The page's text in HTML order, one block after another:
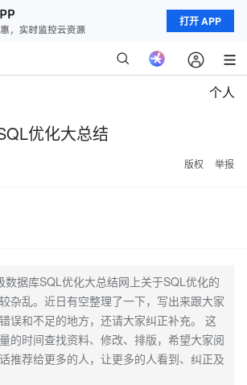
打开 APP
个人
优化大总结
版权 举报
数据库SQL优化大总结网上关于SQL优化的
杂乱。近日有空整理了一下，写出来跟大家
误和不足的地方，还请大家纠正补充。 这
的时间查找资料、修改、排版，希望大家阅
推荐给更多的人，让更多的人看到、纠正及